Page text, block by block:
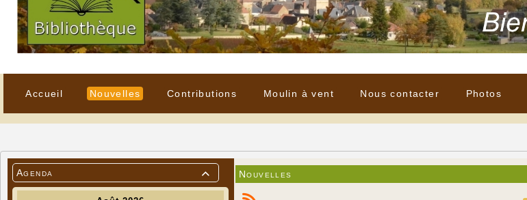
Accueil Nouvelles Contributions Moulin à vent Nous contacter Photos

Agenda Nouvelles